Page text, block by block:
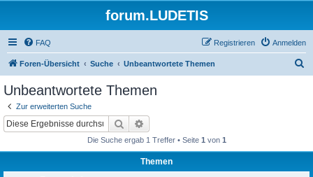
forum.LUDETIS
FAQ Anmelden
Registrieren
Foren-Übersicht Suche Unbeantwortete Themen
Unbeantwortete Themen
Zur erweiterten Suche
Suche
Die Suche ergab 1 Treffer • Seite 1 von 1
Themen